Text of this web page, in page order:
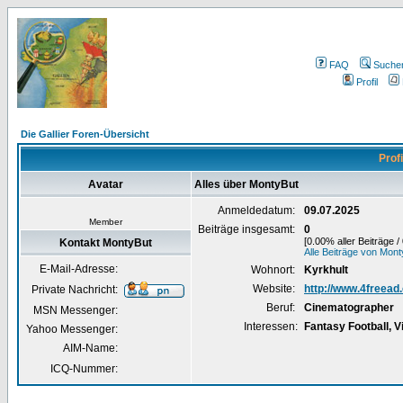
FAQ
Profil
Die Gallier Foren-Übersicht
Avatar Alles über MontyBut
Member
Anmeldedatum:
09.07.2025
Beiträge insgesamt:
0
[0.00% aller Beiträge /
Alle Beiträge von
Wohnort:
Kyrkhult
Website:
http://
Beruf:
Cinematographer
Interessen:
Fantasy Football,
Kontakt MontyBut
E-Mail-Adresse:
Private Nachricht:
MSN Messenger:
Yahoo Messenger:
AIM-Name:
ICQ-Nummer: